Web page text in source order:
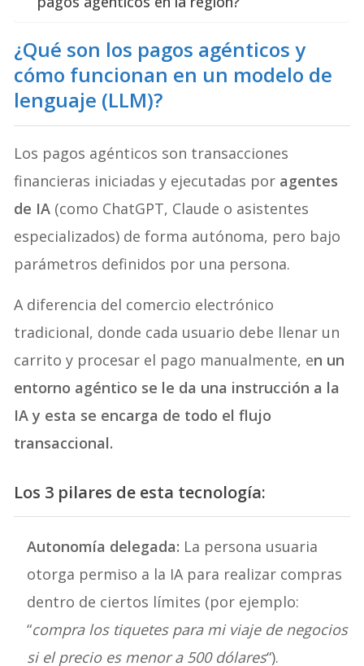
¿Qué son los pagos agénticos y
cómo funcionan en un modelo de
lenguaje (LLM)?
Los pagos agénticos son transacciones
financieras iniciadas y ejecutadas por agentes
de IA (como ChatGPT, Claude o asistentes
especializados) de forma autónoma, pero bajo
parámetros definidos por una persona.
A diferencia del comercio electrónico
tradicional, donde cada usuario debe llenar un
carrito y procesar el pago manualmente, en un
entorno agéntico se le da una instrucción a la
IA y esta se encarga de todo el flujo
transaccional.
Los 3 pilares de esta tecnología:
Autonomía delegada: La persona usuaria
otorga permiso a la IA para realizar compras
dentro de ciertos límites (por ejemplo:
“compra los tiquetes para mi viaje de negocios
si el precio es menor a 500 dólares“).